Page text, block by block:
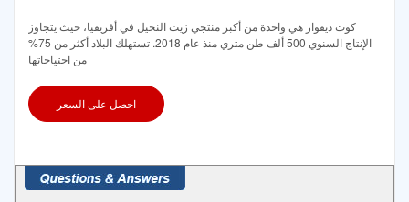
كوت ديفوار هي واحدة من أكبر منتجي زيت النخيل في أفريقيا، حيث يتجاوز
الإنتاج السنوي 500 ألف طن متري منذ عام 2018. تستهلك البلاد أكثر من 75%
من احتياجاتها
احصل على السعر